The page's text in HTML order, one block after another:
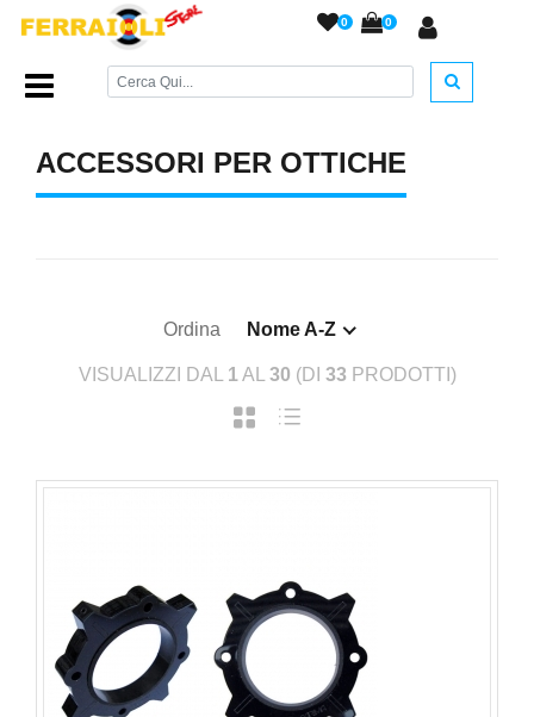
0 0
Home Page/ACCESSORI ARMERIA/Ottiche (Accessori)
ACCESSORI PER OTTICHE
Ordina Nome A-Z
VISUALIZZI DAL 1 AL 30 (DI 33 PRODOTTI)